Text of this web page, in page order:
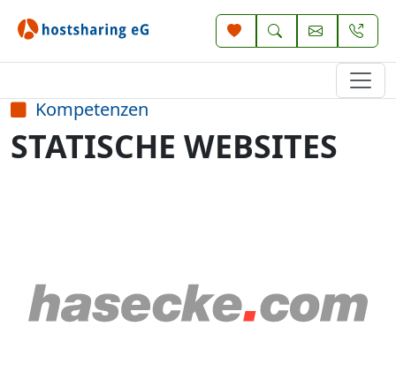
Kompetenzen
STATISCHE WEBSITES